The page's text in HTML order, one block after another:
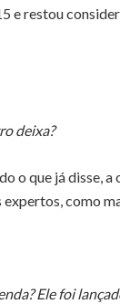
e restou
deixa?
o que já disse, a
como
Ele foi